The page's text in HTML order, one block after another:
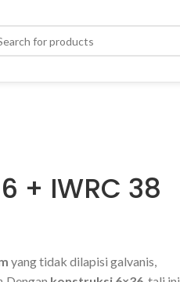
+ IWRC 38
yang tidak dilapisi galvanis,